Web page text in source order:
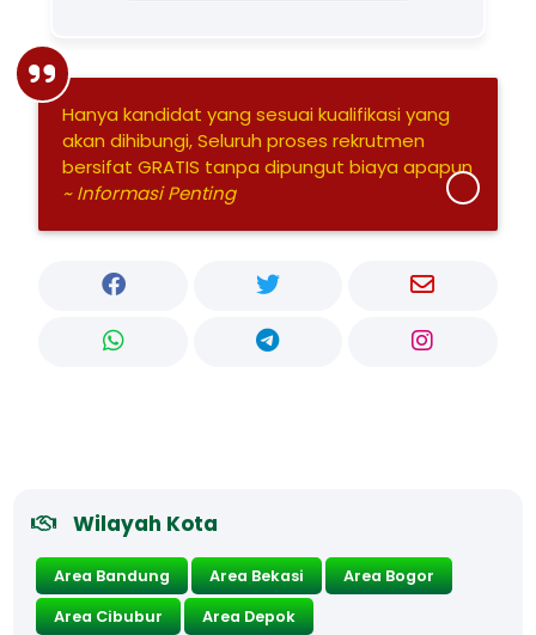
Wilayah Kota
Area Bandung Area Bekasi
Area Bogor
Area Cibubur
Area Depok